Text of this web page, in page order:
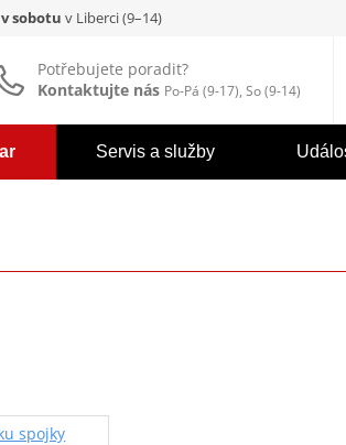
v sobotu v Liberci (9–14)
Potřebujete poradit?
Kontaktujte nás Po-Pá (9-17), So (9-14)
Servis a služby
spojky